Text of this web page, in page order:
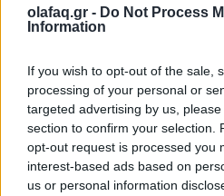
olafaq.gr - Do Not Process
Information
If you wish to opt-out of the sale,
processing of your personal or
targeted advertising by us,
section to confirm your selection.
opt-out request is processed you
interest-based ads based on
us or personal information
ένα Δράμα κρύβεται μια
θέατρο δεν είναι για
Θέλουμε να γίνει το